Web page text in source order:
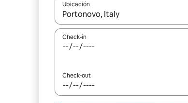
Ubicación
Cuando los resultados estén
Check-in
Check-out